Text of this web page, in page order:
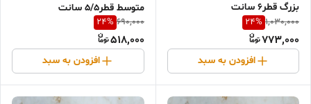
بزرگ قطر6 سانت
1,030,000
24%
773,000
افزودن به سبد
متوسط قطر5/5 سانت
690,000
24%
518,000
افزودن به سبد